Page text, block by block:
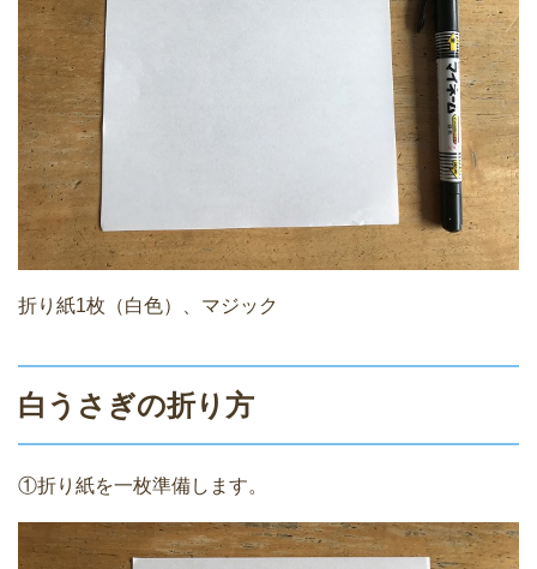
折り紙1枚（白色）、マジック
白うさぎの折り方
①折り紙を一枚準備します。